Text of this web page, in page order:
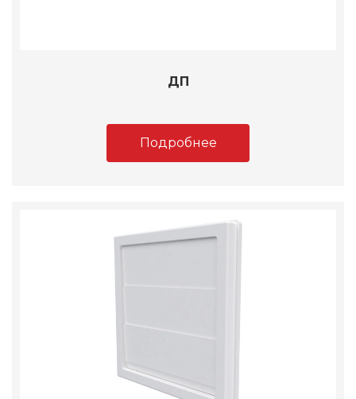
ДП
Подробнее